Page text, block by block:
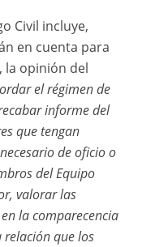
Civil incluye,
en cuenta para
la opinión del
el régimen de
informe del
que tengan
de oficio o
del Equipo
valorar las
la comparecencia
relación que los